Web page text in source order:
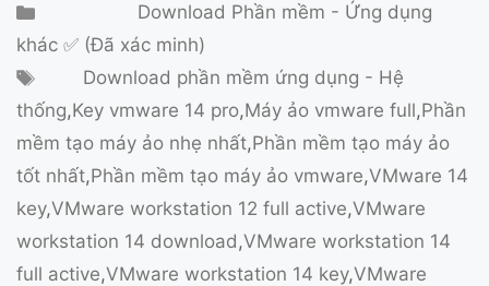
Danh mụcDownload Phần mềm - Ứng dụng
khác ✅ (Đã xác minh)
ThẻDownload phần mềm ứng dụng - Hệ
thống,Key vmware 14 pro,Máy ảo vmware full,Phần
mềm tạo máy ảo nhẹ nhất,Phần mềm tạo máy ảo
tốt nhất,Phần mềm tạo máy ảo vmware,VMware 14
key,VMware workstation 12 full active,VMware
workstation 14 download,VMware workstation 14
full active,VMware workstation 14 key,VMware